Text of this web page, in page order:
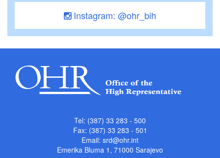
Instagram: @ohr_bih
Tel: (387) 33 283 - 500
Fax: (387) 33 283 - 501
Email: srd@ohr.int
Emerika Bluma 1, 71000 Sarajevo